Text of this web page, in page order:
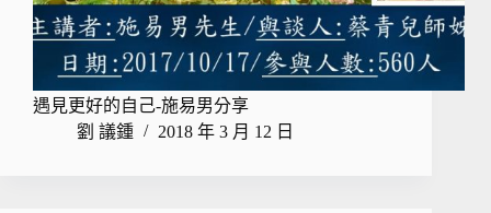
遇見更好的自己-施易男分享
劉 議鍾
2018 年 3 月 12 日